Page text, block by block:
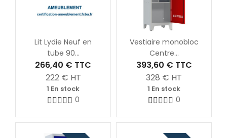
Lit Lydie Neuf en
tube 90...
266,40 € TTC
222 € HT
1 En stock
0
Vestiaire monobloc
Centre...
393,60 € TTC
328 € HT
1 En stock
0